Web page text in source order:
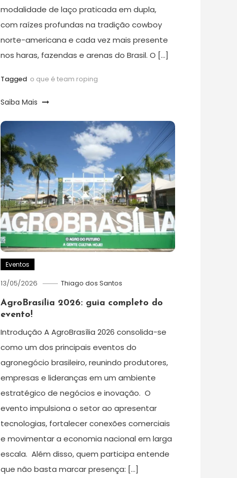
modalidade de laço praticada em dupla,
com raízes profundas na tradição cowboy
norte-americana e cada vez mais presente
nos haras, fazendas e arenas do Brasil. O […]
Tagged o que é team roping
Saiba Mais
Eventos
13/05/2026 Thiago dos Santos
AgroBrasília 2026: guia completo do
evento!
Introdução A AgroBrasília 2026 consolida-se
como um dos principais eventos do
agronegócio brasileiro, reunindo produtores,
empresas e lideranças em um ambiente
estratégico de negócios e inovação. O
evento impulsiona o setor ao apresentar
tecnologias, fortalecer conexões comerciais
e movimentar a economia nacional em larga
escala. Além disso, quem participa entende
que não basta marcar presença: […]